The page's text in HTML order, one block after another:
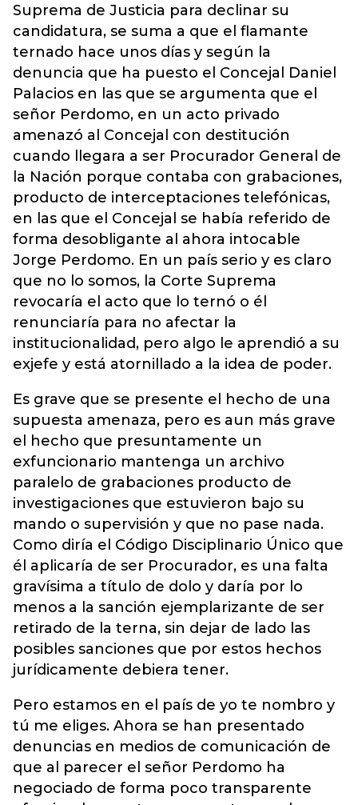
Suprema de Justicia para declinar su
candidatura, se suma a que el flamante
ternado hace unos días y según la
denuncia que ha puesto el Concejal Daniel
Palacios en las que se argumenta que el
señor Perdomo, en un acto privado
amenazó al Concejal con destitución
cuando llegara a ser Procurador General de
la Nación porque contaba con grabaciones,
producto de interceptaciones telefónicas,
en las que el Concejal se había referido de
forma desobligante al ahora intocable
Jorge Perdomo. En un país serio y es claro
que no lo somos, la Corte Suprema
revocaría el acto que lo ternó o él
renunciaría para no afectar la
institucionalidad, pero algo le aprendió a su
exjefe y está atornillado a la idea de poder.
Es grave que se presente el hecho de una
supuesta amenaza, pero es aun más grave
el hecho que presuntamente un
exfuncionario mantenga un archivo
paralelo de grabaciones producto de
investigaciones que estuvieron bajo su
mando o supervisión y que no pase nada.
Como diría el Código Disciplinario Único que
él aplicaría de ser Procurador, es una falta
gravísima a título de dolo y daría por lo
menos a la sanción ejemplarizante de ser
retirado de la terna, sin dejar de lado las
posibles sanciones que por estos hechos
jurídicamente debiera tener.
Pero estamos en el país de yo te nombro y
tú me eliges. Ahora se han presentado
denuncias en medios de comunicación de
que al parecer el señor Perdomo ha
negociado de forma poco transparente